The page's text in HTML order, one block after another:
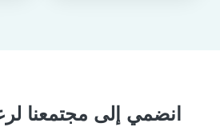
انضمي إلى مجتمعنا